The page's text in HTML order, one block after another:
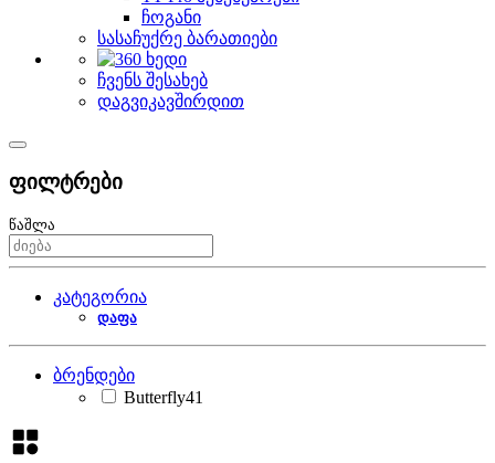
ჩოგანი
სასაჩუქრე ბარათიები
ჩვენს შესახებ
დაგვიკავშირდით
ფილტრები
წაშლა
კატეგორია
დაფა
ბრენდები
Butterfly41